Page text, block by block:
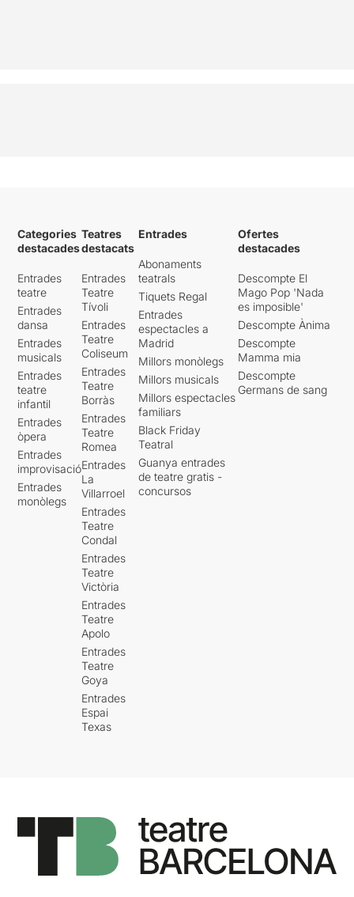
Categories
destacades
Entrades
teatre
Entrades
dansa
Entrades
musicals
Entrades
teatre
infantil
Entrades
òpera
Entrades
improvisació
Entrades
monòlegs
Teatres
destacats
Entrades
Teatre
Tívoli
Entrades
Teatre
Coliseum
Entrades
Teatre
Borràs
Entrades
Teatre
Romea
Entrades
La
Villarroel
Entrades
Teatre
Condal
Entrades
Teatre
Victòria
Entrades
Teatre
Apolo
Entrades
Teatre
Goya
Entrades
Espai
Texas
Entrades
Abonaments
teatrals
Tiquets Regal
Entrades
espectacles a
Madrid
Millors monòlegs
Millors musicals
Millors espectacles
familiars
Black Friday
Teatral
Guanya entrades
de teatre gratis -
concursos
Ofertes
destacades
Descompte El
Mago Pop 'Nada
es imposible'
Descompte Ànima
Descompte
Mamma mia
Descompte
Germans de sang